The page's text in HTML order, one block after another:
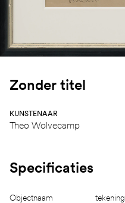
Zonder titel
KUNSTENAAR
Theo Wolvecamp
Specificaties
Objectnaam tekening